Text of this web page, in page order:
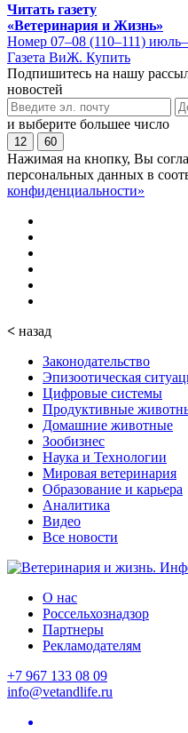
Читать газету
«Ветеринария и Жизнь»
Номер 07–08 (110–111)
Газета ВиЖ. Купить
Подпишитесь на нашу
новостей
и выберите большее число
12 60
Нажимая на кнопку, Вы
персональных данных в
конфиденциальности»
< назад
Законодательство
Эпизоотическая
Цифровые системы
Продуктивные
Домашние животные
Зообизнес
Наука и Технологии
Мировая ветеринария
Образование и карьера
Аналитика
Видео
Все новости
О нас
Россельхознадзор
Партнеры
Рекламодателям
+7 967 133 08 09
info@vetandlife.ru